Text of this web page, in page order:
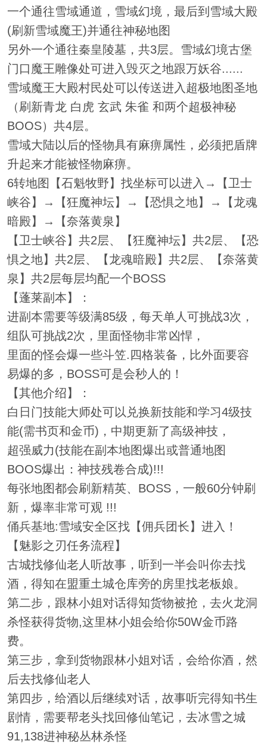
一个通往雪域通道，雪域幻境，最后到雪域大殿
(刷新雪域魔王)并通往神秘地图
另外一个通往秦皇陵墓，共3层。雪域幻境古堡
门口魔王雕像处可进入毁灭之地跟万妖谷......
雪域魔王大殿村民处可以传送进入超极地图圣地
（刷新青龙 白虎 玄武 朱雀 和两个超极神秘
BOOS）共4层。
雪域大陆以后的怪物具有麻痹属性，必须把盾牌
升起来才能被怪物麻痹。
6转地图【石魁牧野】找坐标可以进入→【卫士
峡谷】→【狂魔神坛】→【恐惧之地】→【龙魂
暗殿】→【奈落黄泉】
【卫士峡谷】共2层、【狂魔神坛】共2层、【恐
惧之地】共2层、【龙魂暗殿】共2层、【奈落黄
泉】共2层每层均配一个BOSS
【蓬莱副本】：
进副本需要等级满85级，每天单人可挑战3次，
组队可挑战2次，里面怪物非常凶悍，
里面的怪会爆一些斗笠.四格装备，比外面要容
易爆的多，BOSS可是会秒人的！
【其他介绍】：
白日门技能大师处可以兑换新技能和学习4级技
能(需书页和金币)，中期更新了高级神技，
超强威力(技能在副本地图爆出或普通地图
BOOS爆出：神技残卷合成)!!!
每张地图都会刷新精英、BOSS，一般60分钟刷
新，爆率非常可观 !!!
俑兵基地:雪域安全区找【佣兵团长】进入！
【魅影之刃任务流程】
古城找修仙老人听故事，听到一半会叫你去找
酒，得知在盟重土城仓库旁的房里找老板娘。
第二步，跟林小姐对话得知货物被抢，去火龙洞
杀怪获得货物,这里林小姐会给你50W金币路
费。
第三步，拿到货物跟林小姐对话，会给你酒，然
后去找修仙老人
第四步，给酒以后继续对话，故事听完得知书生
剧情，需要帮老头找回修仙笔记，去冰雪之城
91,138进神秘丛林杀怪